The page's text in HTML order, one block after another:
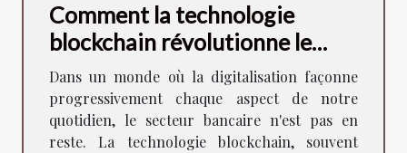
Comment la technologie
blockchain révolutionne le
secteur bancaire
Dans un monde où la digitalisation façonne
progressivement chaque aspect de notre
quotidien, le secteur bancaire n'est pas en
reste. La technologie blockchain, souvent